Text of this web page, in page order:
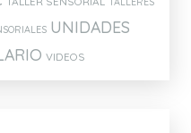
UNIDADES
VIDEOS